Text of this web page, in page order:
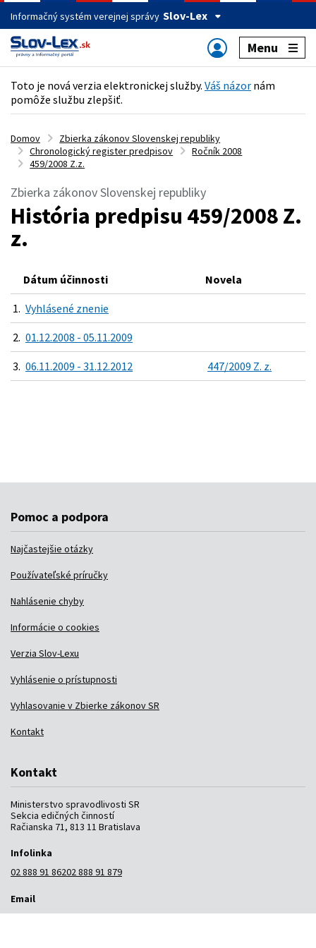
Informačný systém verejnej správy Slov-Lex
Menu
Toto je nová verzia elektronickej služby. Váš názor nám
pomôže službu zlepšiť.
Domov
Zbierka zákonov Slovenskej republiky
Chronologický register predpisov
Ročník 2008
459/2008 Z.z.
Zbierka zákonov Slovenskej republiky
História predpisu 459/2008 Z.
z.
Dátum účinnosti Novela
1. Vyhlásené znenie
2. 01.12.2008 - 05.11.2009
3. 06.11.2009 - 31.12.2012 447/2009 Z. z.
Pomoc a podpora
Najčastejšie otázky
Používateľské príručky
Nahlásenie chyby
Informácie o cookies
Verzia Slov-Lexu
Vyhlásenie o prístupnosti
Vyhlasovanie v Zbierke zákonov SR
Kontakt
Kontakt
Ministerstvo spravodlivosti SR
Sekcia edičných činností
Račianska 71, 813 11 Bratislava
Infolinka
02 888 91 86202 888 91 879
Email
helpdesk@slov-lex.sk